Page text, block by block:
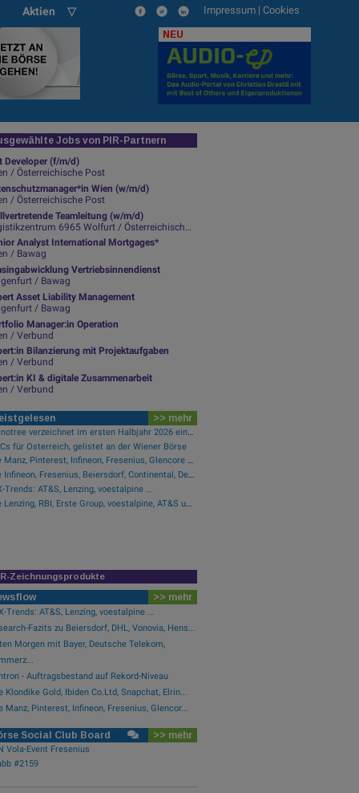
Aktien ▽ Impressum | Cookies
NEU
Jobs von PIR-Partnern
Developer (f/m/d)
/ Österreichische Post
Wien (w/m/d)
/ Österreichische Post
Teamleitung (w/m/d)
6965 Wolfurt / Österreichische Post
Analyst International Mortgages*
/ Bawag
Vertriebsinnendienst
/ Bawag
Asset Liability Management
/ Bawag
Manager:in Operation
/ Verbund
Bilanzierung mit Projektaufgaben
/ Verbund
KI & digitale Zusammenarbeit
/ Verbund
>> mehr
Tecnotree verzeichnet im ersten Halbjahr 2026 ein zweistelliges Gewinnwachstum und eine beschleunigte Einführungsdynamik
für Österreich, gelistet an der Wiener Börse
Wie Manz, Pinterest, Infineon, Fresenius, Glencore und Lenzing für Gesprächsstoff sorgten
Wie Infineon, Fresenius, Beiersdorf, Continental, Deutsche Post und Bayer für Gesprächsstoff im DAX sorgten
Trends: AT&S, Lenzing, voestalpine ...
Wie Lenzing, RBI, Erste Group, voestalpine, AT&S und Strabag für Gesprächsstoff im ATX sorgten
Zeichnungsprodukte
>> mehr
Trends: AT&S, Lenzing, voestalpine ...
Fazits zu Beiersdorf, DHL, Vonovia, Hens...
Morgen mit Bayer, Deutsche Telekom,
- Auftragsbestand auf Rekord-Niveau
Klondike Gold, Ibiden Co.Ltd, Snapchat, Elrin...
Manz, Pinterest, Infineon, Fresenius, Glencor...
Social Club Board >> mehr
Vola-Event Fresenius
#2159